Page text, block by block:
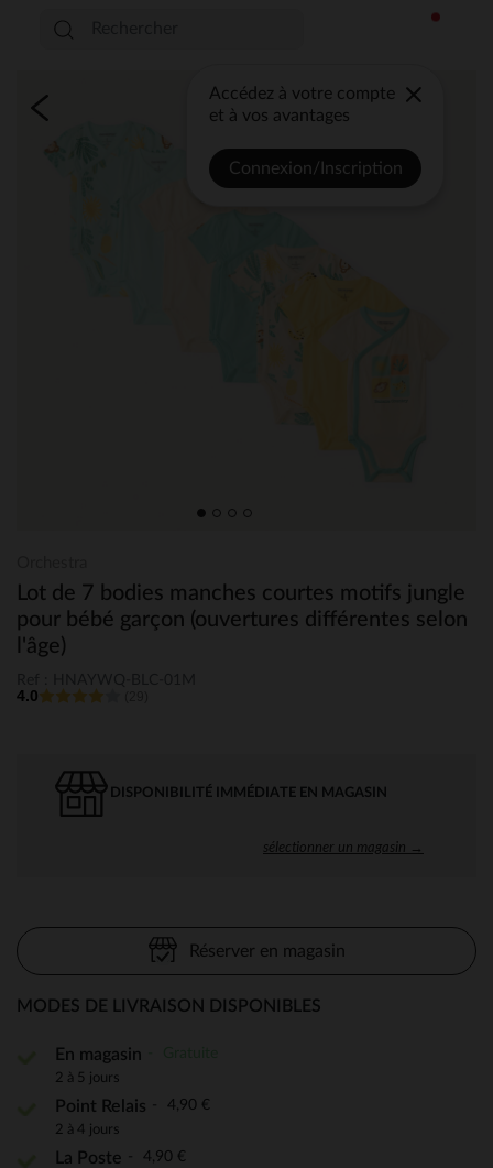
Accédez à votre compte
et à vos avantages
Connexion/Inscription
Lot de 7 bodies manches courtes motifs jungle
pour bébé garçon (ouvertures différentes selon
l'âge)
4.0
DISPONIBILITÉ IMMÉDIATE EN MAGASIN
sélectionner un magasin →
Réserver en magasin
MODES DE LIVRAISON DISPONIBLES
En magasin
2 à 5 jours
Point Relais 4,90 €
2 à 4 jours
La Poste 4,90 €